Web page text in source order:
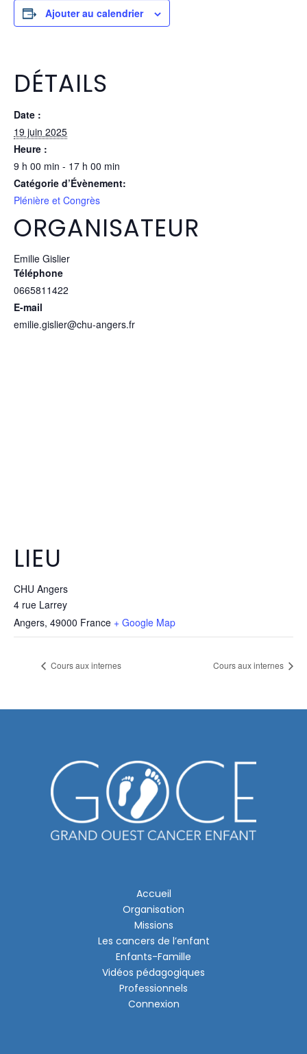
Ajouter au calendrier
DÉTAILS
Date :
19 juin 2025
Heure :
9 h 00 min - 17 h 00 min
Catégorie d’Évènement:
Plénière et Congrès
ORGANISATEUR
Emilie Gislier
Téléphone
0665811422
E-mail
emilie.gislier@chu-angers.fr
LIEU
CHU Angers
4 rue Larrey
Angers, 49000 France + Google Map
Cours aux internes Cours aux internes
Accueil
Organisation
Missions
Les cancers de l’enfant
Enfants-Famille
Vidéos pédagogiques
Professionnels
Connexion